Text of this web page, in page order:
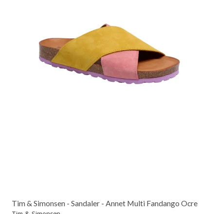
Tim & Simonsen - Sandaler - Annet Multi Fandango Ocre